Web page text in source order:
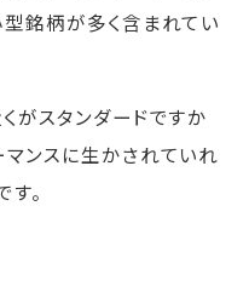
型銘柄が多く含まれてい
がスタンダードですか
マンスに生かされていれ
。